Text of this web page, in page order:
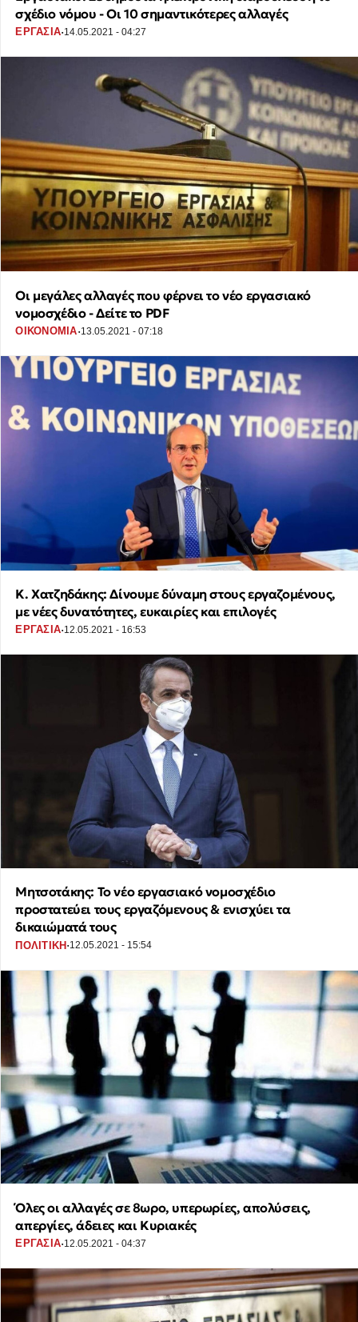
σχέδιο νόμου - Οι 10 σημαντικότερες αλλαγές
ΕΡΓΑΣΙΑ·14.05.2021 - 04:27
Οι μεγάλες αλλαγές που φέρνει το νέο εργασιακό
νομοσχέδιο - Δείτε το PDF
ΟΙΚΟΝΟΜΙΑ·13.05.2021 - 07:18
Κ. Χατζηδάκης: Δίνουμε δύναμη στους εργαζομένους,
με νέες δυνατότητες, ευκαιρίες και επιλογές
ΕΡΓΑΣΙΑ·12.05.2021 - 16:53
Μητσοτάκης: Το νέο εργασιακό νομοσχέδιο
προστατεύει τους εργαζόμενους & ενισχύει τα
δικαιώματά τους
ΠΟΛΙΤΙΚΗ ·12.05.2021 - 15:54
Όλες οι αλλαγές σε 8ωρο, υπερωρίες, απολύσεις,
απεργίες, άδειες και Κυριακές
ΕΡΓΑΣΙΑ·12.05.2021 - 04:37